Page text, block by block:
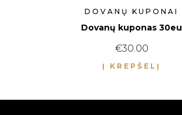
DOVANŲ KUPONAI
Dovanų kuponas 30eu
€30.00
Į KREPŠELĮ